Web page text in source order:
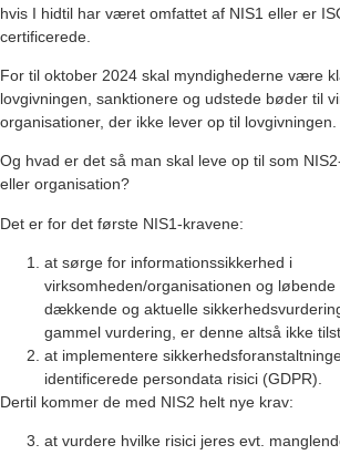
hvis I hidtil har været omfattet af NIS1 eller er
certificerede.
For til oktober 2024 skal myndighederne være
lovgivningen, sanktionere og udstede bøder til
organisationer, der ikke lever op til lovgivningen.
Og hvad er det så man skal leve op til som
eller organisation?
Det er for det første NIS1-kravene:
at sørge for informationssikkerhed i
virksomheden/organisationen og
dækkende og aktuelle
gammel vurdering, er denne altså ikke
at implementere
identificerede persondata risici (GDPR).
Dertil kommer de med NIS2 helt nye krav:
at vurdere hvilke risici jeres evt.